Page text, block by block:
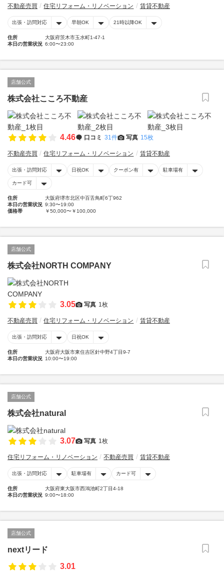
不動産売買 住宅リフォーム・リノベーション 賃貸不動産
出張・訪問対応 早朝OK 21時以降OK
住所
大阪府茨木市玉水町1-47-1
本日の営業状況 6:00〜23:00
店舗公式
株式会社こころ不動産
4.46 口コミ 31件 写真 15枚
不動産売買 住宅リフォーム・リノベーション 賃貸不動産
出張・訪問対応 日祝OK クーポン有 駐車場有
カード可
住所
大阪府堺市北区中百舌鳥町6丁962
本日の営業状況 9:30〜19:00
価格帯
￥50,000〜￥100,000
店舗公式
株式会社NORTH COMPANY
3.05 写真 1枚
不動産売買 住宅リフォーム・リノベーション 賃貸不動産
出張・訪問対応 日祝OK
住所
大阪府大阪市東住吉区針中野4丁目9-7
本日の営業状況 10:00〜19:00
店舗公式
株式会社natural
3.07 写真 1枚
住宅リフォーム・リノベーション 不動産売買 賃貸不動産
出張・訪問対応 駐車場有 カード可
住所
大阪府東大阪市西鴻池町2丁目4-18
本日の営業状況 9:00〜18:00
店舗公式
nextリード
3.01